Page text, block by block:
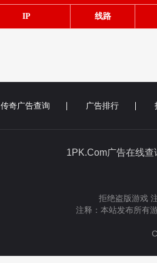
IP 线路
传奇广告查询 广告排行
1PK.Com广告在
拒绝盗版游戏
注释：本站发布所有